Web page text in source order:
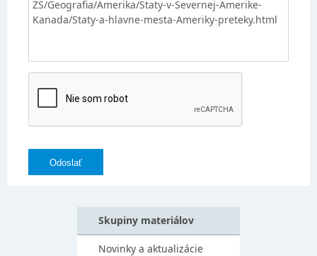
Skupiny materiálov
Novinky a aktualizácie